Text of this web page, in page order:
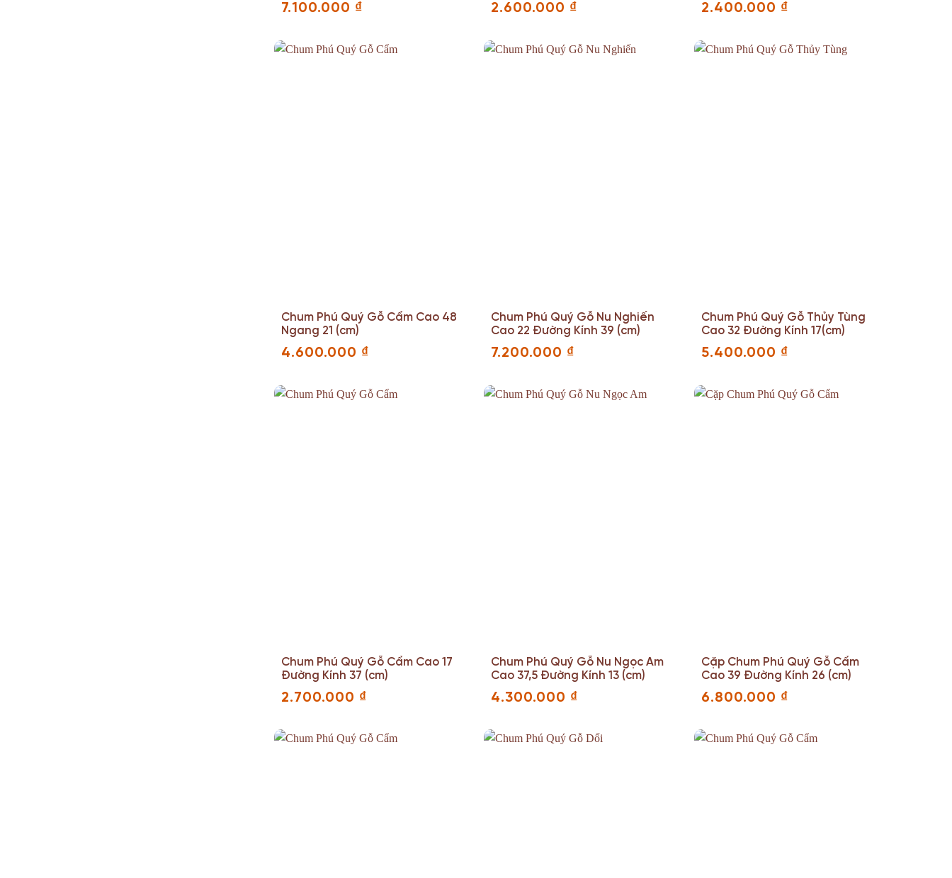
7.100.000 ₫ 2.600.000 ₫ 2.400.000 ₫
Chum Phú Quý Gỗ Cẩm Cao 48
Ngang 21 (cm)
4.600.000 ₫
Chum Phú Quý Gỗ Nu Nghiến
Cao 22 Đường Kính 39 (cm)
7.200.000 ₫
Chum Phú Quý Gỗ Thủy Tùng
Cao 32 Đường Kính 17(cm)
5.400.000 ₫
Chum Phú Quý Gỗ Cẩm Cao 17
Đường Kính 37 (cm)
2.700.000 ₫
Chum Phú Quý Gỗ Nu Ngọc Am
Cao 37,5 Đường Kính 13 (cm)
4.300.000 ₫
Cặp Chum Phú Quý Gỗ Cẩm
Cao 39 Đường Kính 26 (cm)
6.800.000 ₫